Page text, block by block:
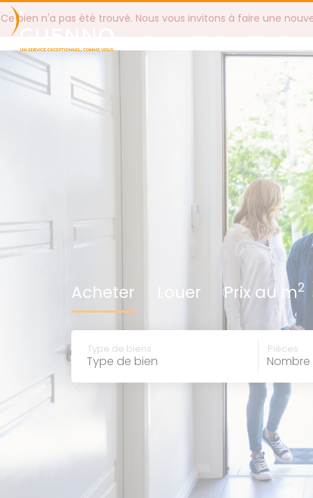
Louer Acheter Vendre
Ce bien n'a pas été trouvé. Nous vous invitons à faire une
Acheter Louer Prix au m2
type de bien